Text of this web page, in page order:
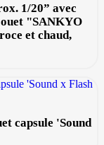
1/20” avec
"SANKYO
et chaud,
capsule 'Sound